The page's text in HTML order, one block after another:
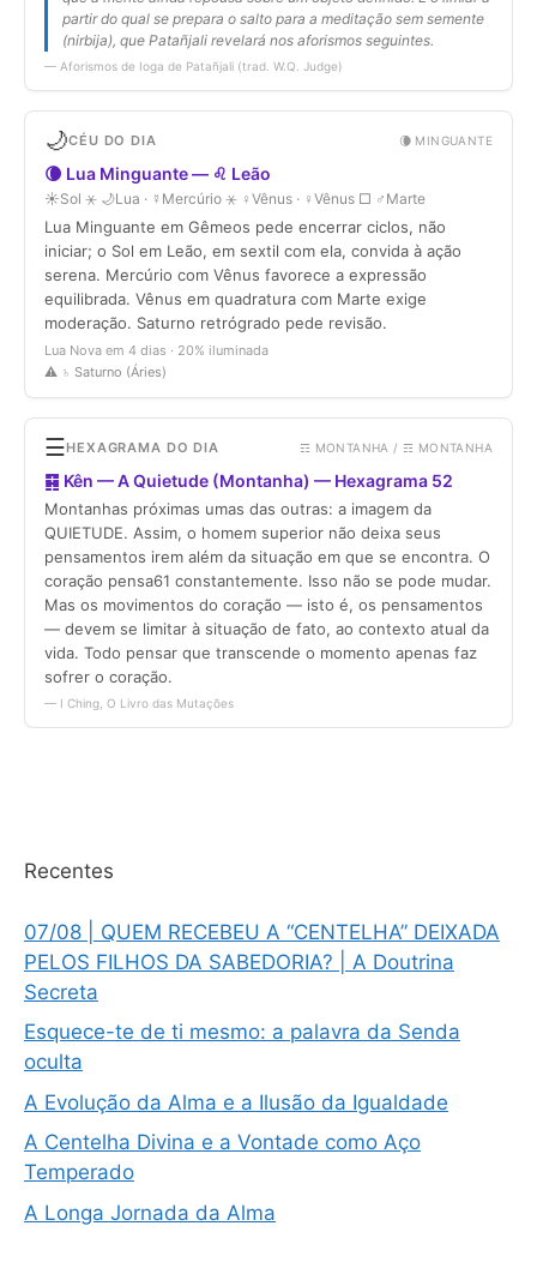
Recentes
07/08 | QUEM RECEBEU A “CENTELHA” DEIXADA
PELOS FILHOS DA SABEDORIA? | A Doutrina
Secreta
Esquece-te de ti mesmo: a palavra da Senda
oculta
A Evolução da Alma e a Ilusão da Igualdade
A Centelha Divina e a Vontade como Aço
Temperado
A Longa Jornada da Alma